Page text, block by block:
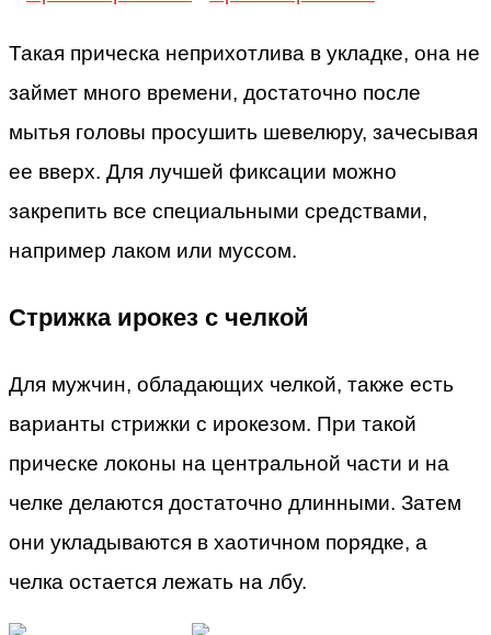
Такая прическа неприхотлива в укладке, она не
займет много времени, достаточно после
мытья головы просушить шевелюру, зачесывая
ее вверх. Для лучшей фиксации можно
закрепить все специальными средствами,
например лаком или муссом.
Стрижка ирокез с челкой
Для мужчин, обладающих челкой, также есть
варианты стрижки с ирокезом. При такой
прическе локоны на центральной части и на
челке делаются достаточно длинными. Затем
они укладываются в хаотичном порядке, а
челка остается лежать на лбу.